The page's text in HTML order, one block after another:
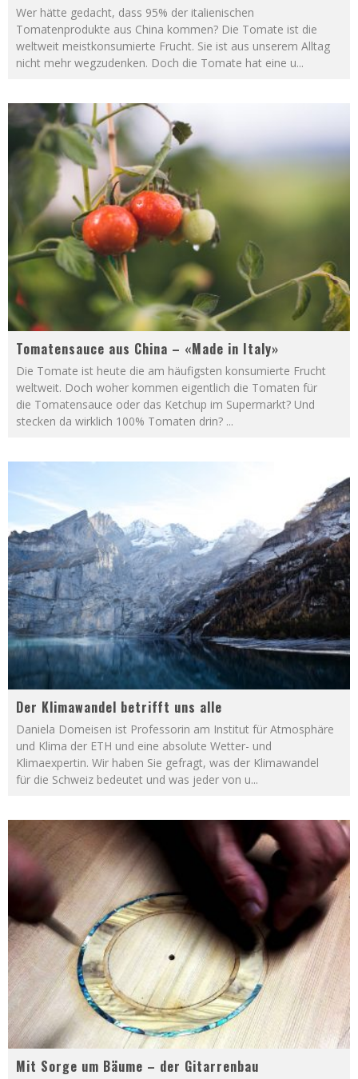
Wer hätte gedacht, dass 95% der italienischen
Tomatenprodukte aus China kommen? Die Tomate ist die
weltweit meistkonsumierte Frucht. Sie ist aus unserem Alltag
nicht mehr wegzudenken. Doch die Tomate hat eine u...
Tomatensauce aus China – «Made in Italy»
Die Tomate ist heute die am häufigsten konsumierte Frucht
weltweit. Doch woher kommen eigentlich die Tomaten für
die Tomatensauce oder das Ketchup im Supermarkt? Und
stecken da wirklich 100% Tomaten drin? ...
Der Klimawandel betrifft uns alle
Daniela Domeisen ist Professorin am Institut für Atmosphäre
und Klima der ETH und eine absolute Wetter- und
Klimaexpertin. Wir haben Sie gefragt, was der Klimawandel
für die Schweiz bedeutet und was jeder von u...
Mit Sorge um Bäume – der Gitarrenbau